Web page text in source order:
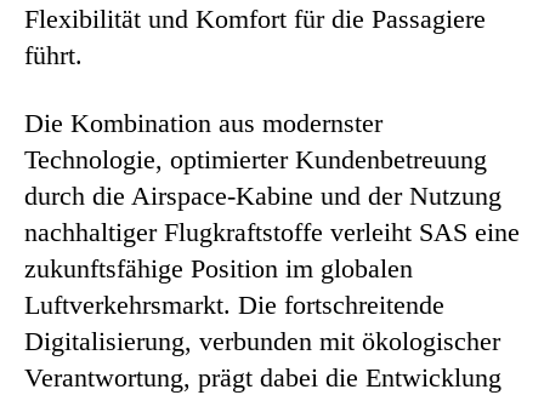
Flexibilität und Komfort für die Passagiere
führt.
Die Kombination aus modernster
Technologie, optimierter Kundenbetreuung
durch die Airspace-Kabine und der Nutzung
nachhaltiger Flugkraftstoffe verleiht SAS eine
zukunftsfähige Position im globalen
Luftverkehrsmarkt. Die fortschreitende
Digitalisierung, verbunden mit ökologischer
Verantwortung, prägt dabei die Entwicklung